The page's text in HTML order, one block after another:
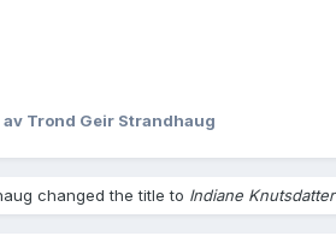
av Trond Geir Strandhaug
changed the title to Indiane